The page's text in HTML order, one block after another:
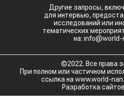
Другие запросы,
для интервью,
исследований или
тематических
на: info@world-
©2022. Все права
При полном или частичном
ссылка на www.world-
Разработка